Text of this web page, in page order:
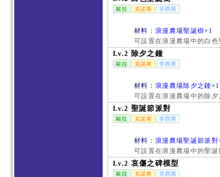
歐拉 克諾斯 菲西斯
材料： 浪漫農場聖誕樹×1
可設置在浪漫農場中的白
Lv.2 除夕之鐘
歐拉 克諾斯 菲西斯
材料： 浪漫農場除夕之鐘 ×1
可設置在浪漫農場中的除
Lv.2 聖誕節派對
歐拉 克諾斯 菲西斯
材料： 浪漫農場聖誕節派對
可設置在浪漫農場中的聖
Lv.2 哀傷之碑模型
歐拉 克諾斯 菲西斯